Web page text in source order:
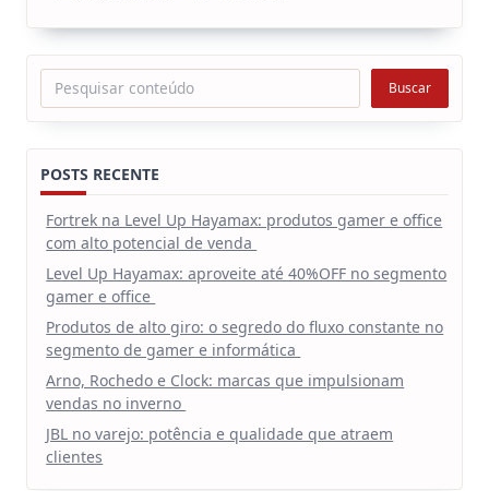
Pesquisar Buscar
POSTS RECENTE
Fortrek na Level Up Hayamax: produtos gamer e office
com alto potencial de venda
Level Up Hayamax: aproveite até 40%OFF no segmento
gamer e office
Produtos de alto giro: o segredo do fluxo constante no
segmento de gamer e informática
Arno, Rochedo e Clock: marcas que impulsionam
vendas no inverno
JBL no varejo: potência e qualidade que atraem
clientes